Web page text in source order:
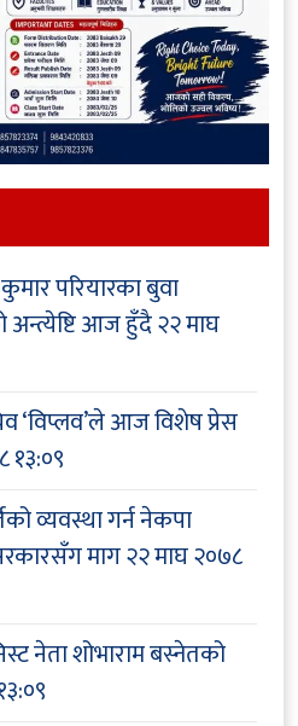
परियारका बुवा
अन्त्येष्टि आज हुँदै२२ माघ
‘विप्लव’ले आज विशेष प्रेस
१३:०९
व्यवस्था गर्न नेकपा
माग२२ माघ २०७८
नेता शोभाराम बस्नेतको